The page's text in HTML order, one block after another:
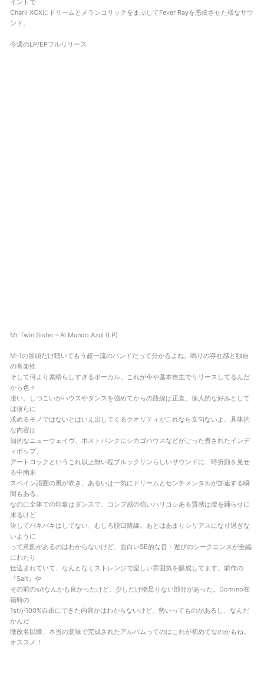
イントで
Charli XCXにドリームとメランコリックをまぶしてFever Rayを憑依させた様なサウ
ンド。
今週のLP/EPフルリリース
Mr Twin Sister – Al Mundo Azul (LP)
M-1の冒頭だけ聴いてもう超一流のバンドだって分かるよね。鳴りの存在感と独自
の音楽性
そして何より素晴らしすぎるボーカル。これが今や基本自主でリリースしてるんだ
から色々
凄い。しつこいがハウスやダンスを強めてからの路線は正直、個人的な好みとして
は彼らに
求めるモノではないとはいえ出してくるクオリティがこれなら文句ないよ。具体的
な内容は
知的なニューウェイヴ、ポストパンクにシカゴハウスなどがごった煮されたインデ
ィポップ、
アートロックというこれ以上無い程ブルックリンらしいサウンドに、時折顔を見せ
る中南米
スペイン語圏の風が吹き、あるいは一気にドリームとセンチメンタルが加速する瞬
間もある。
なのに全体での印象はダンスで、コンプ感の強いハリコシある質感は腰を踊らせに
来るけど
決してバキバキはしてない、むしろ脱臼路線。あとはあまりシリアスになり過ぎな
いように
って意図があるのはわからないけど、面白いSE的な音・遊びのシークエンスが全編
にわたり
仕込まれていて、なんとなくストレンジで楽しい雰囲気を醸成してます。前作の
『Salt』や
その前のs/tなんかも良かったけど、少しだけ物足りない部分があった。Domino在
籍時の
1stが100%自由にできた内容かはわからないけど、勢いってものがあるし、なんだ
かんだ
微改名以降、本当の意味で完成されたアルバムってのはこれが初めてなのかもね。
オススメ！